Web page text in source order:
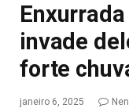
invade
forte
janeiro 6, 2025